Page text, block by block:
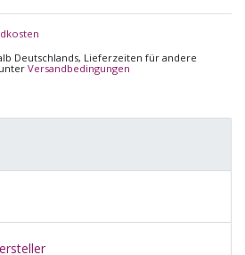
Deutschlands, Lieferzeiten für andere
Versandbedingungen